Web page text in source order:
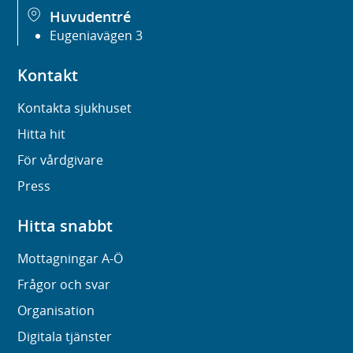
Huvudentré
Eugeniavägen 3
Kontakt
Kontakta sjukhuset
Hitta hit
För vårdgivare
Press
Hitta snabbt
Mottagningar A-Ö
Frågor och svar
Organisation
Digitala tjänster